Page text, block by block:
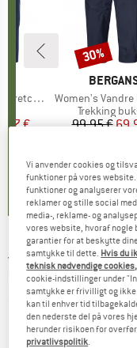
Shorts II
pris
€
)
MÆRKE
Artikel
Women's Vandre Light Softshell
Trekking
Pris
99,95 €
5,0
Rabat
30%
JACK WOLFSKIN
Shorts - Shorts
(0)
Vi anvender cookies og
funktioner på vores
funktioner og analyserer
reklamer og stille social
media-, reklame- og
vores website, hvoraf
garantier for at beskytte
samtykke til dette. Hvis du
teknisk nødvendige
cookie-indstillinger under
samtykke er frivilligt og ikke
kan til enhver tid
den nederste del på vores
herunder risikoen for
privatlivspolitik